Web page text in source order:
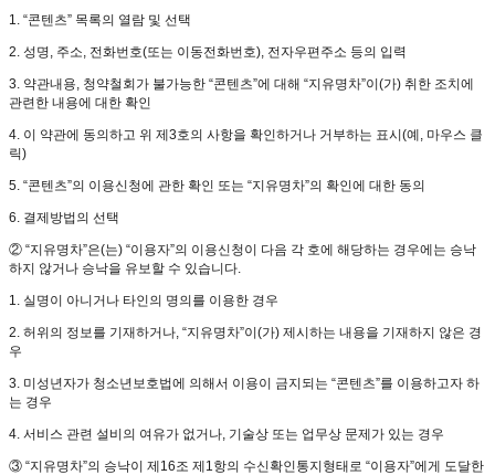
1. “콘텐츠” 목록의 열람 및 선택
2. 성명, 주소, 전화번호(또는 이동전화번호), 전자우편주소 등의 입력
3. 약관내용, 청약철회가 불가능한 “콘텐츠”에 대해 “지유명차”이(가) 취한 조치에
관련한 내용에 대한 확인
4. 이 약관에 동의하고 위 제3호의 사항을 확인하거나 거부하는 표시(예, 마우스 클
릭)
5. “콘텐츠”의 이용신청에 관한 확인 또는 “지유명차”의 확인에 대한 동의
6. 결제방법의 선택
② “지유명차”은(는) “이용자”의 이용신청이 다음 각 호에 해당하는 경우에는 승낙
하지 않거나 승낙을 유보할 수 있습니다.
1. 실명이 아니거나 타인의 명의를 이용한 경우
2. 허위의 정보를 기재하거나, “지유명차”이(가) 제시하는 내용을 기재하지 않은 경
우
3. 미성년자가 청소년보호법에 의해서 이용이 금지되는 “콘텐츠”를 이용하고자 하
는 경우
4. 서비스 관련 설비의 여유가 없거나, 기술상 또는 업무상 문제가 있는 경우
③ “지유명차”의 승낙이 제16조 제1항의 수신확인통지형태로 “이용자”에게 도달한